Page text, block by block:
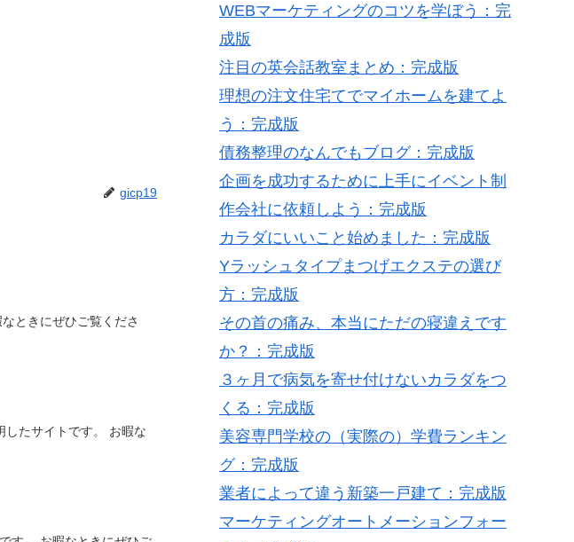
gicp19
ときにぜひご覧くださ
したサイトです。 お暇な
WEBマーケティングのコツを学ぼう：完
成版
注目の英会話教室まとめ：完成版
理想の注文住宅てでマイホームを建てよ
う：完成版
債務整理のなんでもブログ：完成版
企画を成功するために上手にイベント制
作会社に依頼しよう：完成版
カラダにいいこと始めました：完成版
Yラッシュタイプまつげエクステの選び
方：完成版
その首の痛み、本当にただの寝違えです
か？：完成版
３ヶ月で病気を寄せ付けないカラダをつ
くる：完成版
美容専門学校の（実際の）学費ランキン
グ：完成版
業者によって違う新築一戸建て：完成版
マーケティングオートメーションフォー